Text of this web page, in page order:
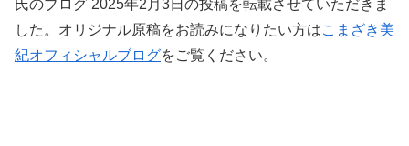
氏のブログ 2025年2月3日の投稿を転載させていただきま
した。オリジナル原稿をお読みになりたい方はこまざき美
紀オフィシャルブログをご覧ください。